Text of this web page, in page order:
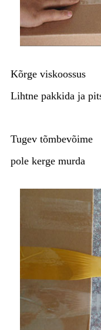
Kõrge viskoossus
Lihtne pakkida ja
Tugev tõmbevõime
pole kerge murda